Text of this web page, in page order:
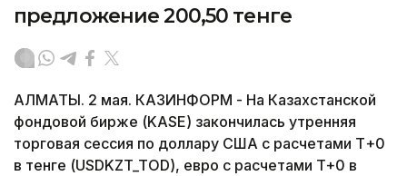
предложение 200,50 тенге
АЛМАТЫ. 2 мая. КАЗИНФОРМ - На Казахстанской
фондовой бирже (KASE) закончилась утренняя
торговая сессия по доллару США с расчетами Т+0
в тенге (USDKZT_TOD), евро с расчетами T+0 в